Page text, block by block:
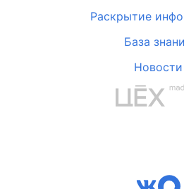
Раскрытие
База
Новости